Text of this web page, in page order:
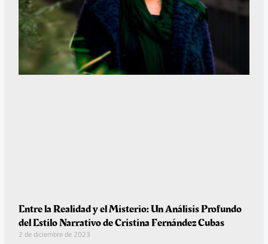
Entre la Realidad y el Misterio: Un Análisis Profundo
del Estilo Narrativo de Cristina Fernández Cubas
2 de diciembre de 2023